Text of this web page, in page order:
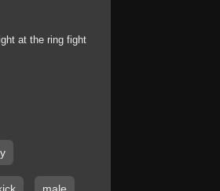
at the ring fight
male